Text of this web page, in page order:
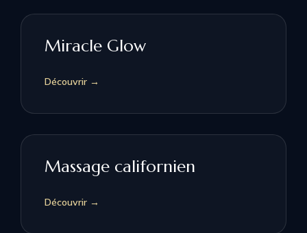
Miracle Glow
Découvrir →
Massage californien
Découvrir →